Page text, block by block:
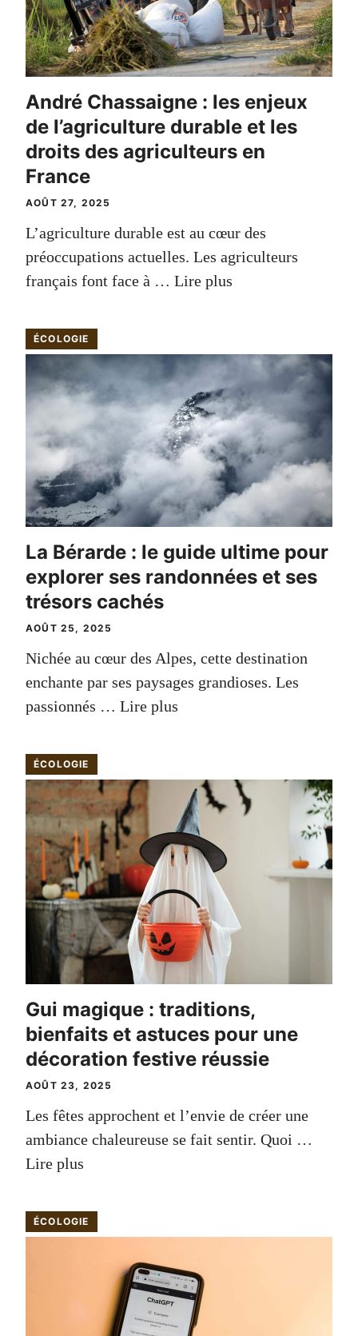
André Chassaigne : les enjeux
de l’agriculture durable et les
droits des agriculteurs en
France
AOÛT 27, 2025
L’agriculture durable est au cœur des
préoccupations actuelles. Les agriculteurs
français font face à … Lire plus
ÉCOLOGIE
La Bérarde : le guide ultime pour
explorer ses randonnées et ses
trésors cachés
AOÛT 25, 2025
Nichée au cœur des Alpes, cette destination
enchante par ses paysages grandioses. Les
passionnés … Lire plus
ÉCOLOGIE
Gui magique : traditions,
bienfaits et astuces pour une
décoration festive réussie
AOÛT 23, 2025
Les fêtes approchent et l’envie de créer une
ambiance chaleureuse se fait sentir. Quoi …
Lire plus
ÉCOLOGIE